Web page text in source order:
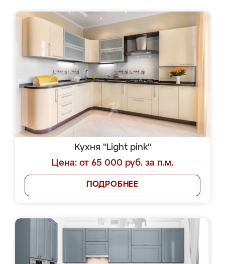
Кухня "Light pink"
Цена: от 65 000 руб. за п.м.
ПОДРОБНЕЕ